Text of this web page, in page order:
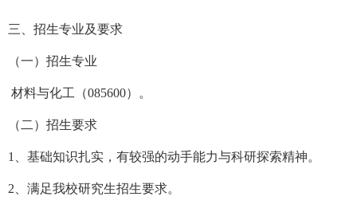
三、招生专业及要求
（一）招生专业
材料与化工（085600）。
（二）招生要求
1、基础知识扎实，有较强的动手能力与科研探索精神。
2、满足我校研究生招生要求。